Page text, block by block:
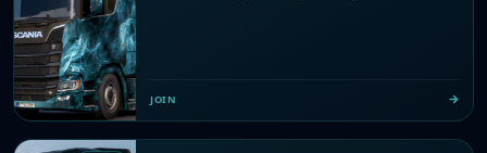
JOIN